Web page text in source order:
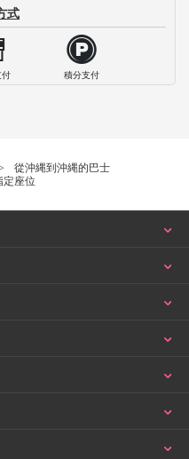
式
付 積分支付
從沖縄到沖縄的巴士
座位